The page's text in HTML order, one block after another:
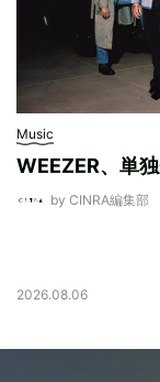
Music
WEEZER、単
by CINRA編集部
2026.08.06